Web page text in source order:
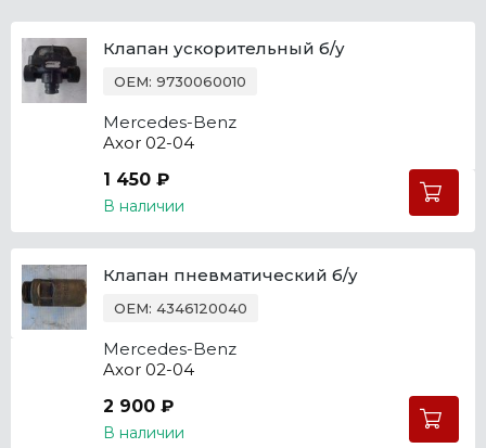
Клапан ускорительный б/у
OEM: 9730060010
Mercedes-Benz
Axor 02-04
1 450 ₽
В наличии
Клапан пневматический б/у
OEM: 4346120040
Mercedes-Benz
Axor 02-04
2 900 ₽
В наличии